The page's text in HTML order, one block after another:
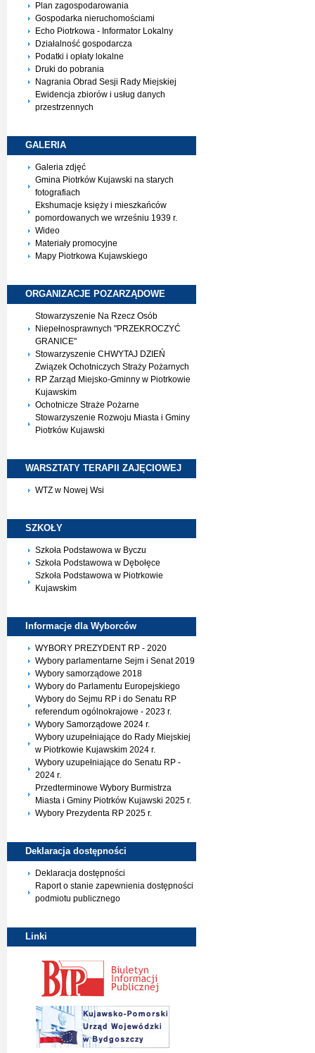
Plan zagospodarowania
Gospodarka nieruchomościami
Echo Piotrkowa - Informator Lokalny
Działalność gospodarcza
Podatki i opłaty lokalne
Druki do pobrania
Nagrania Obrad Sesji Rady Miejskiej
Ewidencja zbiorów i usług danych
przestrzennych
GALERIA
Galeria zdjęć
Gmina Piotrków Kujawski na starych
fotografiach
Ekshumacje księży i mieszkańców
pomordowanych we wrześniu 1939 r.
Wideo
Materiały promocyjne
Mapy Piotrkowa Kujawskiego
ORGANIZACJE POZARZĄDOWE
Stowarzyszenie Na Rzecz Osób
Niepełnosprawnych "PRZEKROCZYĆ
GRANICE"
Stowarzyszenie CHWYTAJ DZIEŃ
Związek Ochotniczych Straży Pożarnych
RP Zarząd Miejsko-Gminny w Piotrkowie
Kujawskim
Ochotnicze Straże Pożarne
Stowarzyszenie Rozwoju Miasta i Gminy
Piotrków Kujawski
WARSZTATY TERAPII ZAJĘCIOWEJ
WTZ w Nowej Wsi
SZKOŁY
Szkoła Podstawowa w Byczu
Szkoła Podstawowa w Dębołęce
Szkoła Podstawowa w Piotrkowie
Kujawskim
Informacje dla Wyborców
WYBORY PREZYDENT RP - 2020
Wybory parlamentarne Sejm i Senat 2019
Wybory samorządowe 2018
Wybory do Parlamentu Europejskiego
Wybory do Sejmu RP i do Senatu RP
referendum ogólnokrajowe - 2023 r.
Wybory Samorządowe 2024 r.
Wybory uzupełniające do Rady Miejskiej
w Piotrkowie Kujawskim 2024 r.
Wybory uzupełniające do Senatu RP -
2024 r.
Przedterminowe Wybory Burmistrza
Miasta i Gminy Piotrków Kujawski 2025 r.
Wybory Prezydenta RP 2025 r.
Deklaracja dostępności
Deklaracja dostępności
Raport o stanie zapewnienia dostępności
podmiotu publicznego
Linki